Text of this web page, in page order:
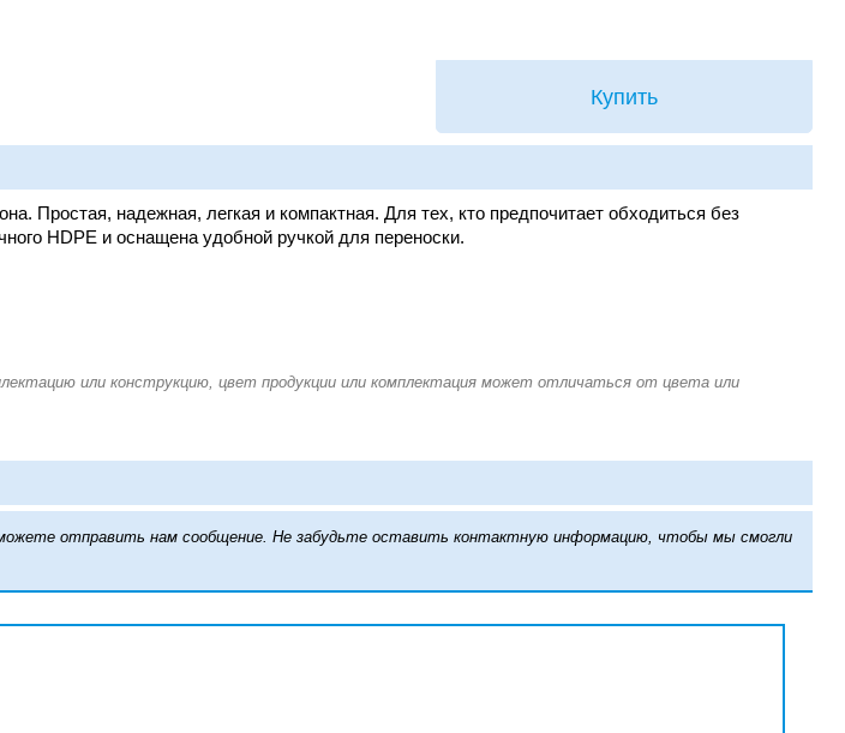
Купить
Простая, надежная, легкая и компактная. Для тех, кто предпочитает обходиться без
HDPE и оснащена удобной ручкой для переноски.
можете отправить нам сообщение. Не забудьте оставить контактную информацию, чтобы мы смогли